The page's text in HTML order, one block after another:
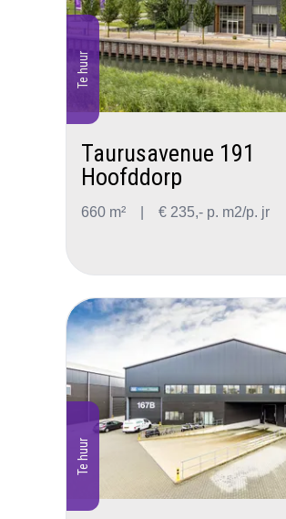
Te huur
Taurusavenue 191
Hoofddorp
660 m² € 235,- p. m2/p. jr
Te huur